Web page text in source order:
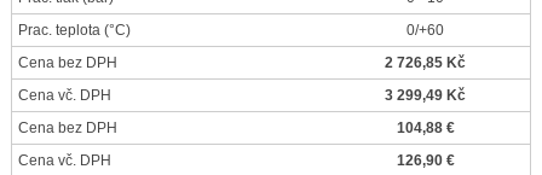
Prac. teplota (°C)
0/+60
Cena bez DPH
2 726,85 Kč
Cena vč. DPH
3 299,49 Kč
Cena bez DPH
104,88 €
Cena vč. DPH
126,90 €